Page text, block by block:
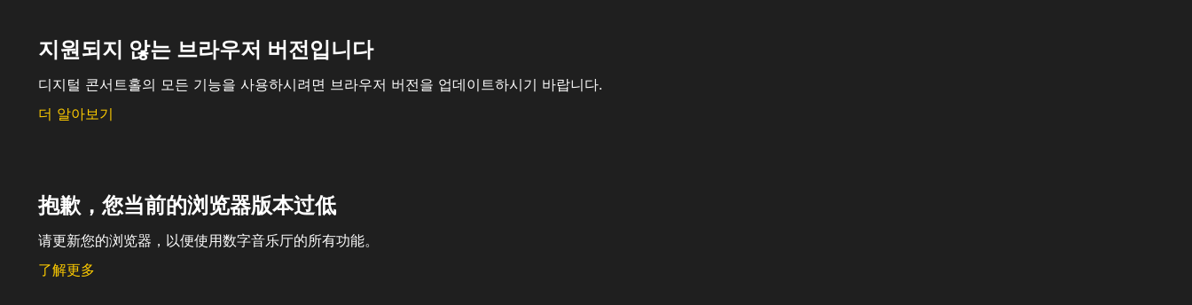
지원되지 않는 브라우저 버전입니다
디지털 콘서트홀의 모든 기능을 사용하시려면 브라우저 버전을 업데이트하시기 바랍니다.
더 알아보기
抱歉，您当前的浏览器版本过低
请更新您的浏览器，以便使用数字音乐厅的所有功能。
了解更多